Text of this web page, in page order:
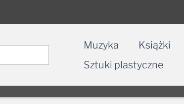
Muzyka Książki
Sztuki plastyczne